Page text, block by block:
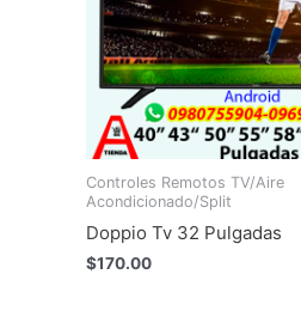
Controles Remotos TV/Aire
Acondicionado/Split
Doppio Tv 32 Pulgadas
$170.00